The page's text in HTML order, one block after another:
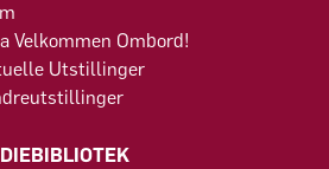
Velkommen Ombord!
Utstillinger